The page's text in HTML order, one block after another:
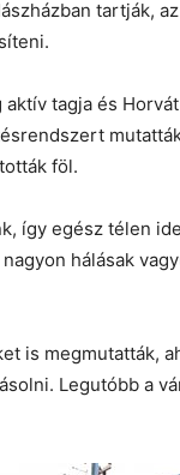
tartják,
tagja és
föl.
így egész télen
hálásak
is megmutatták,
Legutóbb a